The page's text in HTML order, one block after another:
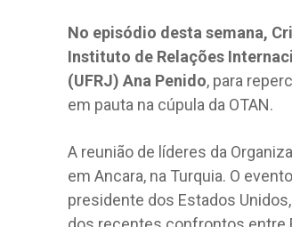
No episódio desta semana,
Instituto de Relações
(UFRJ) Ana Penido, para
em pauta na cúpula da OTAN.
A reunião de líderes da
em Ancara, na Turquia. O
presidente dos Estados